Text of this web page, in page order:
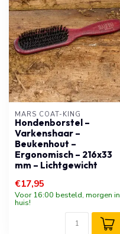
MARS COAT-KING
Hondenborstel –
Varkenshaar –
Beukenhout –
Ergonomisch – 216x33
mm – Lichtgewicht
€17,95
Voor 16:00 besteld, morgen in
huis!